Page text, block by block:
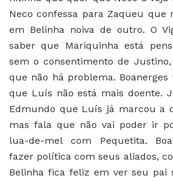
Neco confessa para Zaqueu que
em Belinha noiva de outro. O
saber que Mariquinha está
sem o consentimento de
que não há problema.
que Luís não está mais doente.
Edmundo que Luís já marcou a
mas fala que não vai poder ir
lua-de-mel com Pequetita.
fazer política com seus aliados,
Belinha fica feliz em ver seu pai